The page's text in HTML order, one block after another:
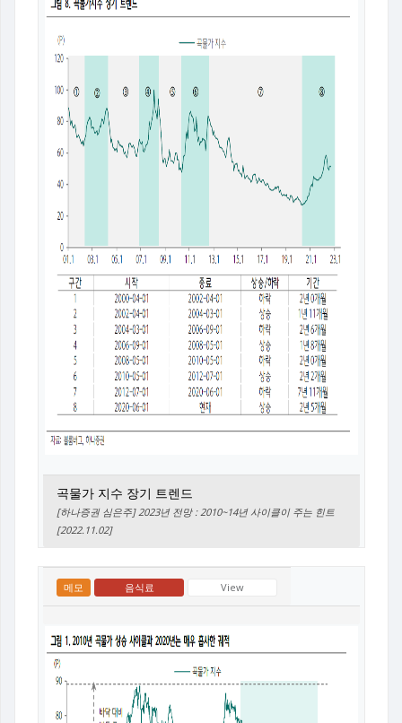
곡물가 지수 장기 트렌드
[하나증권 심은주] 2023년 전망 : 2010~14년 사이클이 주는 힌트
[2022.11.02]
메모 음식료 View